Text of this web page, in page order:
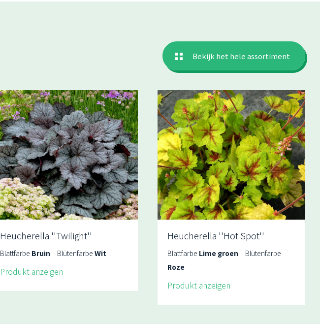
Bekijk het hele assortiment
Heucherella ''Twilight''
Blattfarbe Bruin Blütenfarbe Wit
Produkt anzeigen
Heucherella ''Hot Spot''
Blattfarbe Lime groen
Blütenfarbe
Roze
Produkt anzeigen